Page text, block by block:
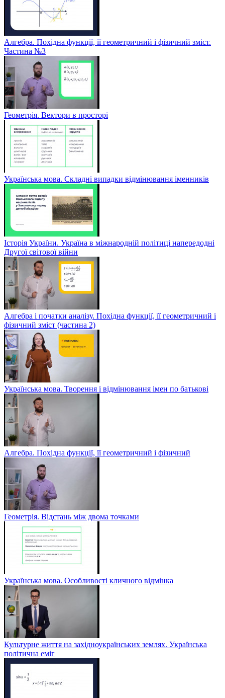
Алгебра. Похідна функції, її геометричний і фізичний зміст.
Частина №3
Геометрія. Вектори в просторі
Українська мова. Складні випадки відмінювання іменників
Історія України. Україна в міжнародній політиці напередодні
Другої світової війни
Алгебра і початки аналізу. Похідна функції, її геометричний і
фізичний зміст (частина 2)
Українська мова. Творення і відмінювання імен по батькові
Алгебра. Похідна функції, її геометричний і фізичний
Геометрія. Відстань між двома точками
Українська мова. Особливості кличного відмінка
Культурне життя на західноукраїнських землях. Українська
політична еміг